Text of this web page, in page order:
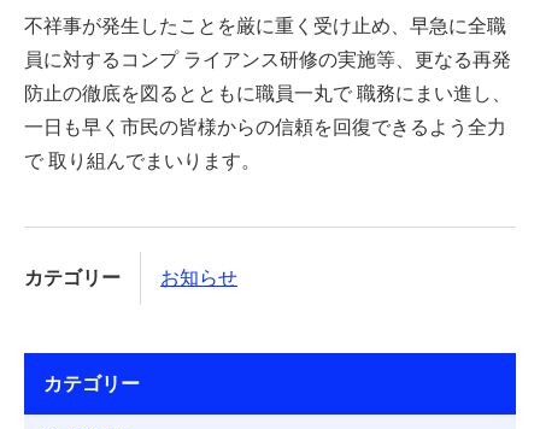
不祥事が発生したことを厳に重く受け止め、早急に全職
員に対するコンプ ライアンス研修の実施等、更なる再発
防止の徹底を図るとともに職員一丸で 職務にまい進し、
一日も早く市民の皆様からの信頼を回復できるよう全力
で 取り組んでまいります。
カテゴリー お知らせ
カテゴリー